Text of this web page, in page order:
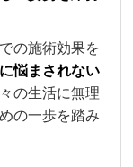
の施術効果を
悩まされない
の生活に無理
の一歩を踏み